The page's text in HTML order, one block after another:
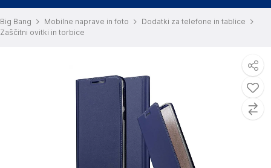
Big Bang Mobilne naprave in foto
Dodatki za telefone in tablice
Zaščitni ovitki in torbice